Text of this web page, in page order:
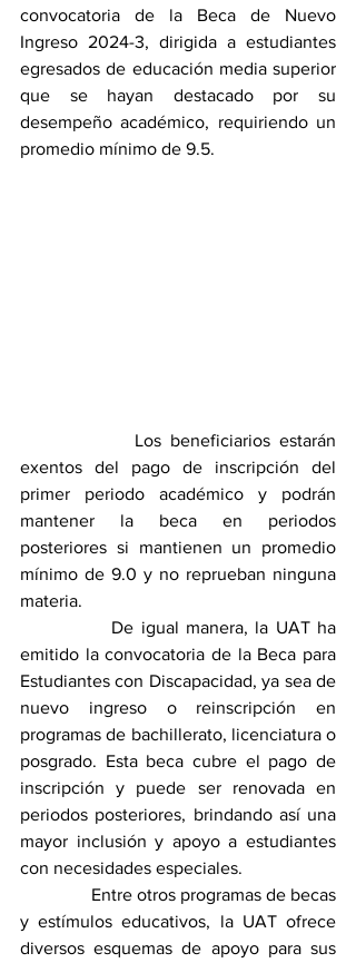
convocatoria de la Beca de Nuevo
Ingreso 2024-3, dirigida a estudiantes
egresados de educación media superior
que se hayan destacado por su
desempeño académico, requiriendo un
promedio mínimo de 9.5.
Los beneficiarios estarán
exentos del pago de inscripción del
primer periodo académico y podrán
mantener la beca en periodos
posteriores si mantienen un promedio
mínimo de 9.0 y no reprueban ninguna
materia.
De igual manera, la UAT ha
emitido la convocatoria de la Beca para
Estudiantes con Discapacidad, ya sea de
nuevo ingreso o reinscripción en
programas de bachillerato, licenciatura o
posgrado. Esta beca cubre el pago de
inscripción y puede ser renovada en
periodos posteriores, brindando así una
mayor inclusión y apoyo a estudiantes
con necesidades especiales.
Entre otros programas de becas
y estímulos educativos, la UAT ofrece
diversos esquemas de apoyo para sus